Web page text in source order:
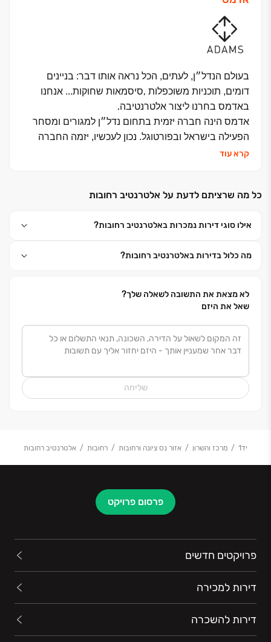
בעולם הנדל״ן, לעתים, הכל נראה אותו דבר: בניינים
דומים, תוכניות משוכפלות ,סיסמאות שחוקות... אנחנו
באדמס בחרנו ליצור אלטרנטיבה.
אדמס הינה חברה יזמית בתחום נדל״ן למגורים ומסחר
הפעילה בישראל ובפורטוגל. נכון לעכשיו, יזמה החברה
החברה מורכבת מבעלי תפקידים בכירים בעלי ניסיון עשיר
החוזקה של החברה היא במתן שירות אישי, תפור למידות
בכל שלב ושלב של קניית הדירה.
בערכים אלו מפתח להצלחה שלנו
ולשביעות הרצון שלכם.
קרא עוד
כל מה שרציתם לדעת על אלטרנטיב רחובות
אילו סוגי דירות נמכרות באלטרנטיב רחובות?
מה כלול בדירות באלטרנטיב רחובות?
לא מצאת את התשובה לשאלה שלך?
שאל את היזם
שליחה
יד1 מרכז והשרון אזור נס ציונה ורחובות רחובות אלטרנטיב רחובות
פרסום פרויקט
פרויקטים חדשים
דירות למכירה
דירות להשכרה